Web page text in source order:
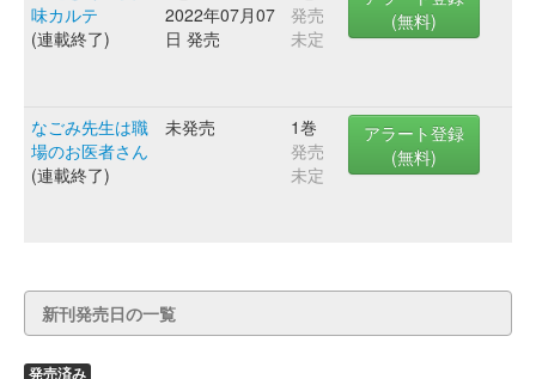
味カルテ
(連載終了)
2022年07月07
日 発売
発売
未定
(無料)
なごみ先生は職
場のお医者さん
(連載終了)
未発売
1巻
発売
未定
アラート登録
(無料)
新刊発売日の一覧
発売済み